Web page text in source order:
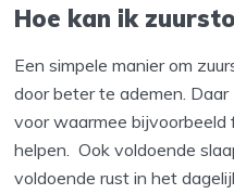
Hoe kan ik
Een simpele manier om
door beter te ademen.
voor waarmee
helpen. Ook voldoende
voldoende rust in het